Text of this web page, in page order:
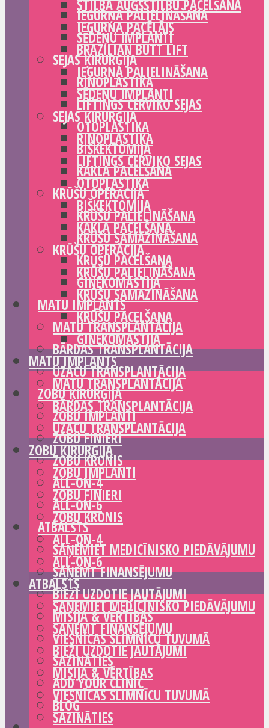
IEGURŅA PALIELINĀŠANA
SĒDEŅU IMPLANTI
SEJAS ĶIRURĢIJA
RINOPLASTIKA
LIFTINGS CERVIKO SEJAS
OTOPLASTIKA
BIŠKEKTOMIJA
KAKLA PACELŠANA
KRŪŠU OPERĀCIJA
KRŪŠU PALIELINĀŠANA
KRŪŠU SAMAZINĀŠANA
KRŪŠU PACELŠANA
GINEKOMASTIJA
MATU IMPLANTS
MATU TRANSPLANTĀCIJA
BĀRDAS TRANSPLANTĀCIJA
UZACU TRANSPLANTĀCIJA
ZOBU ĶIRURĢIJA
ZOBU IMPLANTI
ZOBU FINIERI
ZOBU KRONIS
ALL-ON-4
ALL-ON-6
ATBALSTS
SAŅEMIET MEDICĪNISKO PIEDĀVĀJUMU
SAŅEMT FINANSĒJUMU
BIEŽI UZDOTIE JAUTĀJUMI
MISIJA & VĒRTĪBAS
VIESNĪCAS SLIMNĪCU TUVUMĀ
SAZINĀTIES
ADD YOUR CLINIC
BLOG
STILBA AUGŠSTILBU PACELŠANA
IEGURŅA PACĒLĀJS
BRAZILIAN BUTT LIFT
IEGURŅA PALIELINĀŠANA
SĒDEŅU IMPLANTI
SEJAS ĶIRURĢIJA
RINOPLASTIKA
LIFTINGS CERVIKO SEJAS
OTOPLASTIKA
BIŠKEKTOMIJA
KAKLA PACELŠANA
KRŪŠU OPERĀCIJA
KRŪŠU PALIELINĀŠANA
KRŪŠU SAMAZINĀŠANA
KRŪŠU PACELŠANA
GINEKOMASTIJA
MATU IMPLANTS
MATU TRANSPLANTĀCIJA
BĀRDAS TRANSPLANTĀCIJA
UZACU TRANSPLANTĀCIJA
ZOBU ĶIRURĢIJA
ZOBU IMPLANTI
ZOBU FINIERI
ZOBU KRONIS
ALL-ON-4
ALL-ON-6
ATBALSTS
SAŅEMIET MEDICĪNISKO PIEDĀVĀJUMU
SAŅEMT FINANSĒJUMU
BIEŽI UZDOTIE JAUTĀJUMI
MISIJA & VĒRTĪBAS
VIESNĪCAS SLIMNĪCU TUVUMĀ
SAZINĀTIES